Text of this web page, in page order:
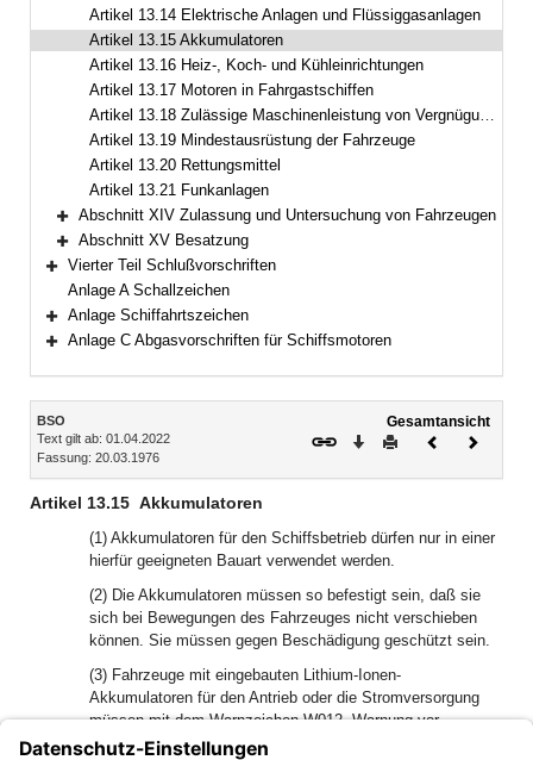
Artikel 13.14 Elektrische Anlagen und Flüssiggasanlagen
Artikel 13.15 Akkumulatoren
Artikel 13.16 Heiz-, Koch- und Kühleinrichtungen
Artikel 13.17 Motoren in Fahrgastschiffen
Artikel 13.18 Zulässige Maschinenleistung von Vergnügungsfahrzeugen
Artikel 13.19 Mindestausrüstung der Fahrzeuge
Artikel 13.20 Rettungsmittel
Artikel 13.21 Funkanlagen
Bereich erweitern
Abschnitt XIV Zulassung und Untersuchung von Fahrzeugen
Bereich erweitern
Abschnitt XV Besatzung
Bereich erweitern
Vierter Teil Schlußvorschriften
Anlage A Schallzeichen
Bereich erweitern
Anlage Schiffahrtszeichen
Anlage C Abgasvorschriften für Schiffsmotoren
Inhalt
BSO
Text gilt ab: 01.04.2022
Fassung: 20.03.1976
Gesamtansicht
Download
DruckenVorheriges
Artikel 13.15 Akkumulatoren
(1) Akkumulatoren für den Schiffsbetrieb dürfen nur in einer
hierfür geeigneten Bauart verwendet werden.
(2) Die Akkumulatoren müssen so befestigt sein, daß sie
sich bei Bewegungen des Fahrzeuges nicht verschieben
können. Sie müssen gegen Beschädigung geschützt sein.
(3) Fahrzeuge mit eingebauten Lithium-Ionen-
Akkumulatoren für den Antrieb oder die Stromversorgung
müssen mit dem Warnzeichen W012 „Warnung vor
gefährlicher elektrischer Spannung“ nach der Norm EN ISO